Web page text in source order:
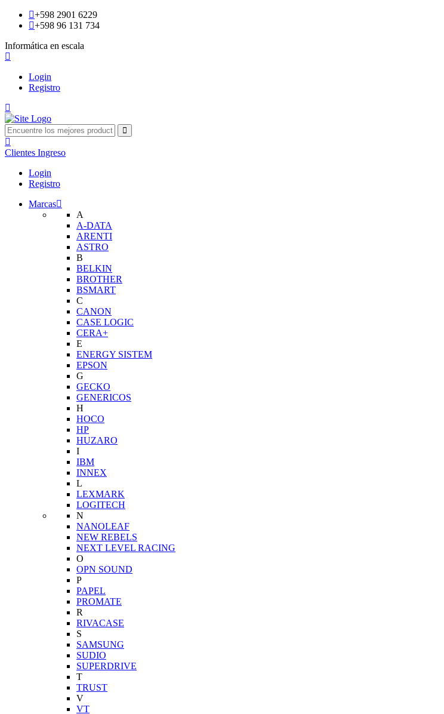
+598 2901 6229
+598 96 131 734
Informática en escala
Login
Registro
Clientes Ingreso
Login
Registro
Marcas
A
A-DATA
ARENTI
ASTRO
B
BELKIN
BROTHER
BSMART
C
CANON
CASE LOGIC
CERA+
E
ENERGY SISTEM
EPSON
G
GECKO
GENERICOS
H
HOCO
HP
HUZARO
I
IBM
INNEX
L
LEXMARK
LOGITECH
N
NANOLEAF
NEW REBELS
NEXT LEVEL RACING
O
OPN SOUND
P
PAPEL
PROMATE
R
RIVACASE
S
SAMSUNG
SUDIO
SUPERDRIVE
T
TRUST
V
VT